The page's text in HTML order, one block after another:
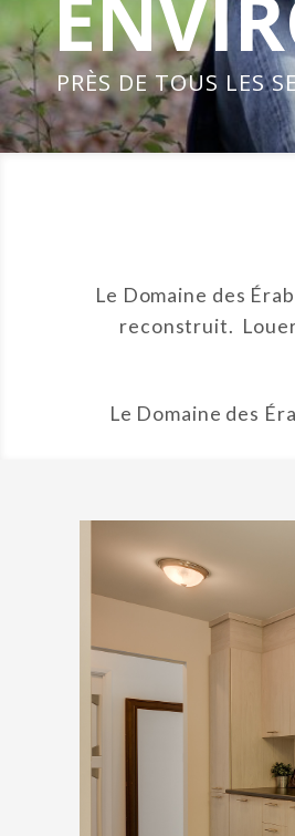
PRÈS DE TOUS LES
Le Domaine des
reconstruit.
Le Domaine des